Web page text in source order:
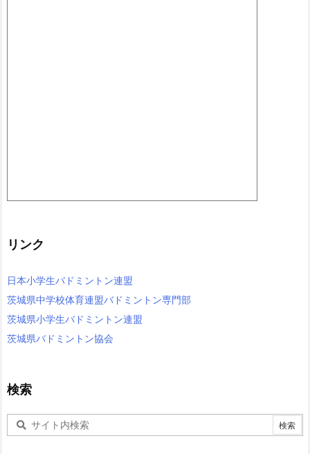
リンク
日本小学生バドミントン連盟
茨城県中学校体育連盟バドミントン専門部
茨城県小学生バドミントン連盟
茨城県バドミントン協会
検索